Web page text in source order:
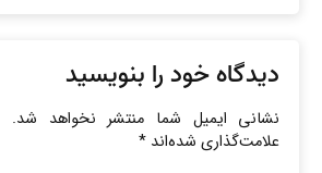
دیدگاه خود را بنویسید
نشانی ایمیل شما منتشر نخواهد شد.
علامت‌گذاری شده‌اند *